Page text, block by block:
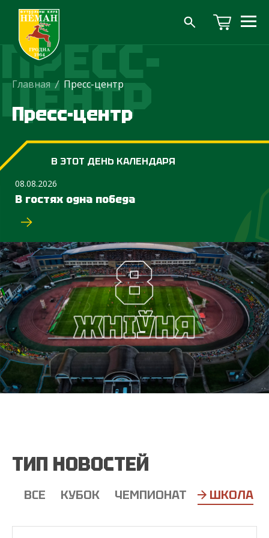
ПРЕСС-
ЦЕНТР
Главная / Пресс-центр
Пресс-центр
В ЭТОТ ДЕНЬ КАЛЕНДАРЯ
08.08.2026
В гостях одна победа
ТИП НОВОСТЕЙ
ВСЕ КУБОК ЧЕМПИОНАТ ШКОЛА